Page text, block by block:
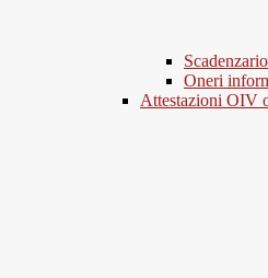
Oneri
Attestazioni OIV